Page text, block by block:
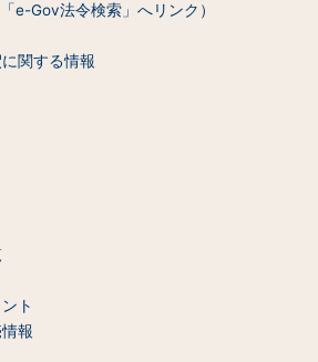
e-Gov法令検索」へリンク）
関する情報
ト
報